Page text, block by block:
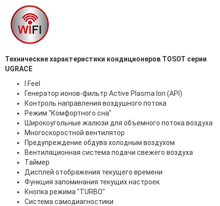
Технические характеристики кондиционеров TOSOT серии
UGRACE
I Feel
Генератор ионов-фильтр Active Plasma Ion (API)
Контроль направления воздушного потока
Режим "Комфортного сна"
Широкоугольные жалюзи для объемного потока воздуха
Многоскоростной вентилятор
Предупреждение обдува холодным воздухом
Вентиляционная система подачи свежего воздуха
Таймер
Дисплей отображения текущего времени
Функция запоминания текущих настроек
Кнопка режима "TURBO"
Система самодиагностики